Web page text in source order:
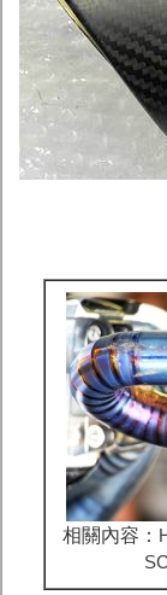
相關內容：